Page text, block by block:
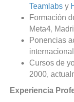
Teamlabs y
Formación
Meta4,
Ponencias
Cursos de
2000,
Experiencia